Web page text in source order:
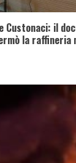
Custonaci: il
la raffineria